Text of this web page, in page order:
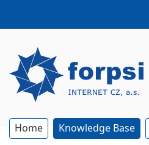
Home Knowledge Base